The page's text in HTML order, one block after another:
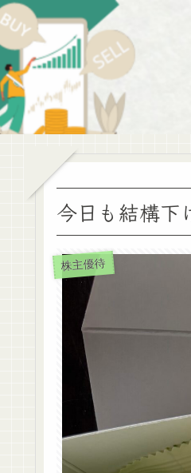
今日も結構下
株主優待